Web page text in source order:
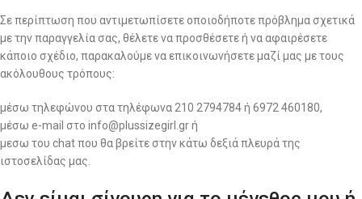
Σε περίπτωση που αντιμετωπίσετε οποιοδήποτε πρόβλημα σχετικά
με την παραγγελία σας, θέλετε να προσθέσετε ή να αφαιρέσετε
κάποιο σχέδιο, παρακαλούμε να επικοινωνήσετε μαζί μας με τους
ακόλουθους τρόπους:
μέσω τηλεφώνου στα τηλέφωνα 210 2794784 ή 6972 460180,
μέσω e-mail στο info@plussizegirl.gr ή
μεσω του chat που θα βρείτε στην κάτω δεξιά πλευρά της
ιστοσελίδας μας.